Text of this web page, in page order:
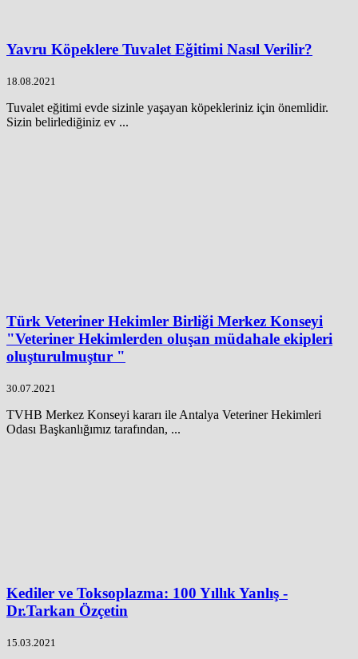
Yavru Köpeklere Tuvalet Eğitimi Nasıl Verilir?
18.08.2021
Tuvalet eğitimi evde sizinle yaşayan köpekleriniz için önemlidir.
Sizin belirlediğiniz ev ...
Türk Veteriner Hekimler Birliği Merkez Konseyi
"Veteriner Hekimlerden oluşan müdahale ekipleri
oluşturulmuştur "
30.07.2021
TVHB Merkez Konseyi kararı ile Antalya Veteriner Hekimleri
Odası Başkanlığımız tarafından, ...
Kediler ve Toksoplazma: 100 Yıllık Yanlış -
Dr.Tarkan Özçetin
15.03.2021